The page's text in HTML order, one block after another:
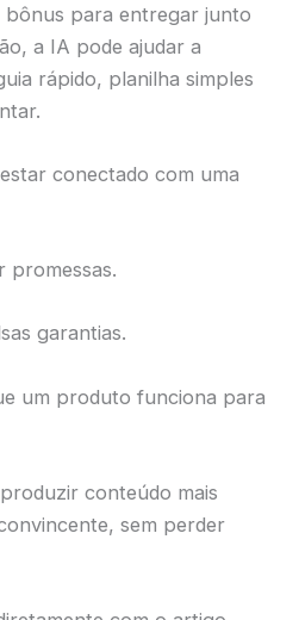
para entregar junto
a IA pode ajudar a
rápido, planilha simples
conectado com uma
promessas.
garantias.
um produto funciona para
conteúdo mais
sem perder